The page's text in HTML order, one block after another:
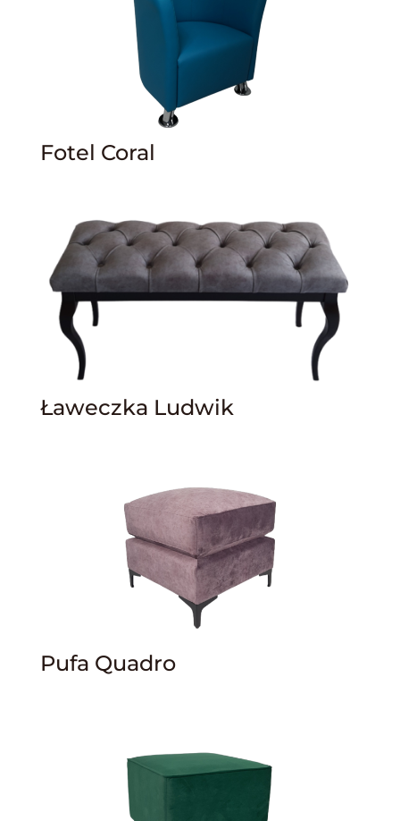
Fotel Coral
Ławeczka Ludwik
Pufa Quadro